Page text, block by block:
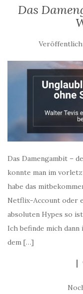
Das
Das Damengambit –
konnte man im
habe das
Netflix-Account oder
absoluten Hypes so
Ich befinde mich
dem […]